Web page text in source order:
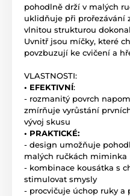
pohodlně drží v malých
uklidňuje při prořezávání
vlnitou strukturou
Uvnitř jsou míčky, které
povzbuzují ke cvičení a
VLASTNOSTI:
• EFEKTIVNÍ:
- rozmanitý povrch
zmírňuje vyrůstání
vývoj skusu
• PRAKTICKÉ:
- design umožňuje
malých ručkách miminka
- kombinace kousátka s
stimulovat smysly
- procvičuje úchop ruky a